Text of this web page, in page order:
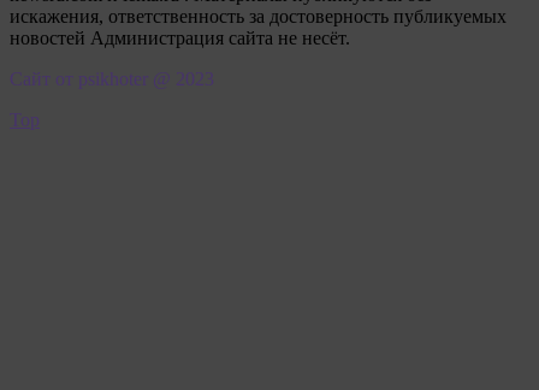
искажения, ответственность за достоверность публикуемых
новостей Администрация сайта не несёт.
Сайт от psikhoter @ 2023
Top